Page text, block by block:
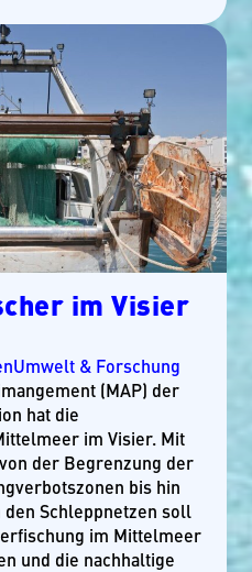
im Visier
Umwelt & Forschung
(MAP) der
hat die
im Visier. Mit
der Begrenzung der
bis hin
Schleppnetzen soll
im Mittelmeer
und die nachhaltige